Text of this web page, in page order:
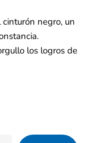
negro, un
los logros de